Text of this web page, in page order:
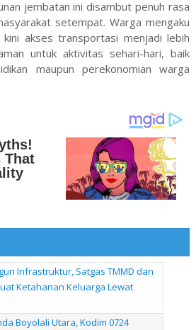
jembatan ini disambut penuh rasa
setempat. Warga mengaku
kini akses transportasi menjadi lebih
untuk aktivitas sehari-hari, baik
maupun perekonomian warga
Infrastruktur, Satgas TMMD dan
Ketahanan Keluarga Lewat
Boyolali Utara, Kodim 0724